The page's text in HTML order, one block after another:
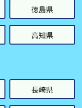
徳島県
高知県
長崎県